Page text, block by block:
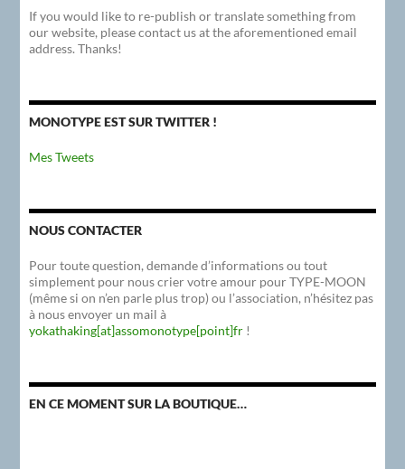
If you would like to re-publish or translate something from
our website, please contact us at the aforementioned email
address. Thanks!
MONOTYPE EST SUR TWITTER !
Mes Tweets
NOUS CONTACTER
Pour toute question, demande d’informations ou tout
simplement pour nous crier votre amour pour TYPE-MOON
(même si on n’en parle plus trop) ou l’association, n’hésitez pas
à nous envoyer un mail à
yokathaking[at]assomonotype[point]fr !
EN CE MOMENT SUR LA BOUTIQUE…